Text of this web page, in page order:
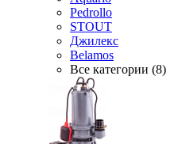
Pedrollo
STOUT
Джилекс
Belamos
Все категории (8)